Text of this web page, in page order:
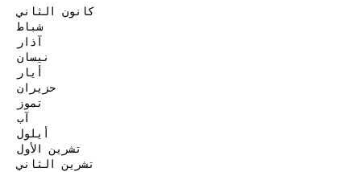
كانون الثاني
شباط
آذار
نيسان
أيار
حزيران
تموز
آب
أيلول
تشرين الأول
تشرين الثاني